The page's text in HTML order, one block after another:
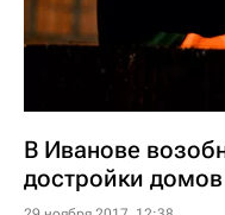
В Иванове
достройки